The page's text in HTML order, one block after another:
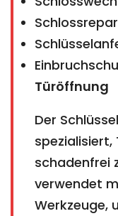
Türöffnung
Der
spezialisiert,
schadenfrei
verwendet
Werkzeuge,